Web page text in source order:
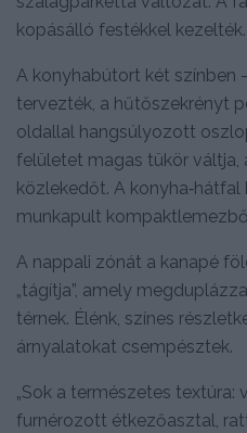
kopásálló festékkel kezelték.
A konyhabútort két színben
tervezték, a hűtőszekrényt
oldallal hangsúlyozott
felületet magas tükör váltja,
közlekedőt. A
munkapult
A nappali zónát a kanapé
„tágítja”, amely
térnek. Élénk, színes
árnyalatokat csempésztek.
„Sok a természetes textúra:
furnérozott étkezőasztal,